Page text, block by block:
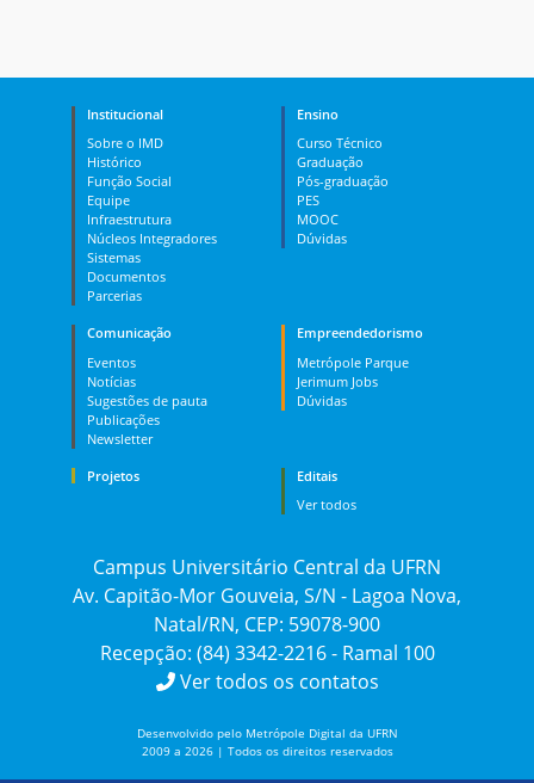
Institucional
Sobre o IMD
Histórico
Função Social
Equipe
Infraestrutura
Núcleos Integradores
Sistemas
Documentos
Parcerias
Ensino
Curso Técnico
Graduação
Pós-graduação
PES
MOOC
Dúvidas
Comunicação
Eventos
Notícias
Sugestões de pauta
Publicações
Newsletter
Empreendedorismo
Metrópole Parque
Jerimum Jobs
Dúvidas
Projetos
Editais
Ver todos
Campus Universitário Central da UFRN
Av. Capitão-Mor Gouveia, S/N - Lagoa Nova,
Natal/RN, CEP: 59078-900
Recepção: (84) 3342-2216 - Ramal 100
Ver todos os contatos
Desenvolvido pelo Metrópole Digital da UFRN
2009 a 2026 | Todos os direitos reservados